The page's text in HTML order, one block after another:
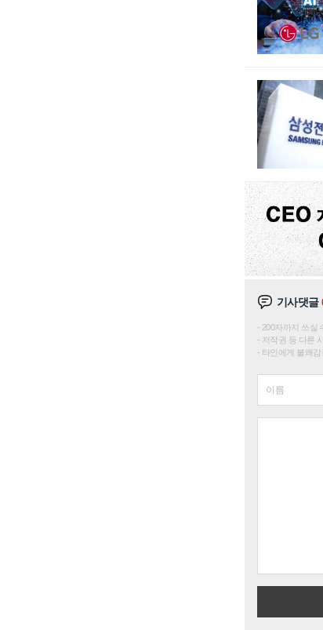
기사댓글
200자까지 쓰실
저작권 등 다른
타인에게 불쾌